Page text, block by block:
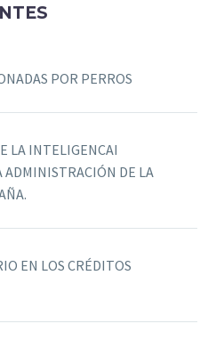
POR PERROS
LA INTELIGENCAI
ADMINISTRACIÓN DE LA
EN LOS CRÉDITOS